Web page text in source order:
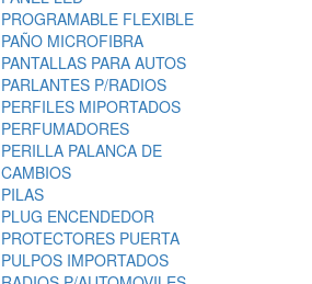
PROGRAMABLE FLEXIBLE
PAÑO MICROFIBRA
PANTALLAS PARA AUTOS
PARLANTES P/RADIOS
PERFILES MIPORTADOS
PERFUMADORES
PERILLA PALANCA DE
CAMBIOS
PILAS
PLUG ENCENDEDOR
PROTECTORES PUERTA
PULPOS IMPORTADOS